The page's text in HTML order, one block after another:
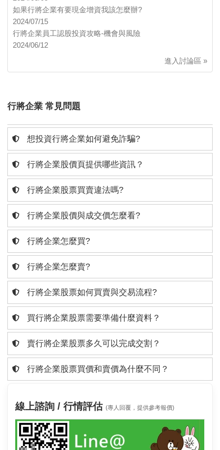
如果行將企業有要現金增資我該怎麼辦?
2024/07/15
行將企業員工認股投資攻略-機會與風險
2024/06/12
進入討論區 »
行將企業 常見問題
想投資行將企業如何避免詐騙?
行將企業股價頁提供哪些資訊？
行將企業股票買賣違法嗎?
行將企業股價與成交價怎麼看?
行將企業怎麼買?
行將企業怎麼賣?
行將企業股票如何買賣與交易流程?
買行將企業股票需要準備什麼資料？
賣行將企業股票多久可以完成交割？
行將企業股票買價和賣價為什麼不同？
線上諮詢 / 行情評估 (專人回覆，提供參考報價)